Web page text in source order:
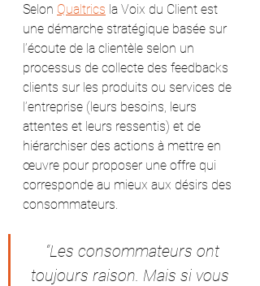
Selon Qualtrics la Voix du Client est
une démarche stratégique basée sur
l’écoute de la clientèle selon un
processus de collecte des feedbacks
clients sur les produits ou services de
l’entreprise (leurs besoins, leurs
attentes et leurs ressentis) et de
hiérarchiser des actions à mettre en
œuvre pour proposer une offre qui
corresponde au mieux aux désirs des
consommateurs.
toujours raison. Mais si vous